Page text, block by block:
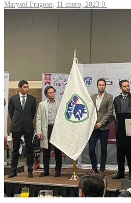
Marysol Fragoso, 11 enero, 2023 0